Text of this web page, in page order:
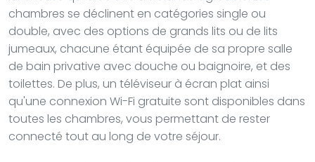
chambres se déclinent en catégories single ou
double, avec des options de grands lits ou de lits
jumeaux, chacune étant équipée de sa propre salle
de bain privative avec douche ou baignoire, et des
toilettes. De plus, un téléviseur à écran plat ainsi
qu'une connexion Wi-Fi gratuite sont disponibles dans
toutes les chambres, vous permettant de rester
connecté tout au long de votre séjour.